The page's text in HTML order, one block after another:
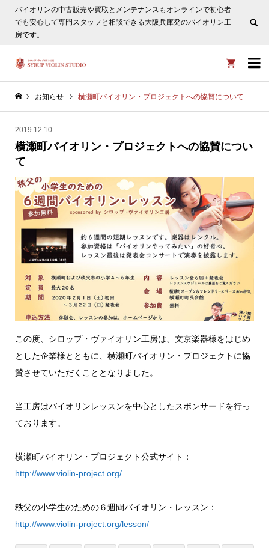
バイオリンの中古販売や買取とメンテナンスもオンラインで初心者
でも安心して専門スタッフと相談できる大阪兵庫発のバイオリン工
房です。


お知らせ 横瀬町バイオリン・プロジェクトへの協賛について
2019.12.10
横瀬町バイオリン・プロジェクトへの協賛につい
て
この度、シロップ・ヴァイオリン工房は、文京楽器様をはじめ
とした企業様とともに、横瀬町バイオリン・プロジェクトに協
賛させていただくこととなりました。
当工房はバイオリンレッスンを中心としたスポンサードを行っ
ております。
横瀬町バイオリン・プロジェクト公式サイト：
http://www.violin-project.org/
秩父の小学生のための６週間バイオリン・レッスン：
http://www.violin-project.org/lesson/
ヴァイオリン選びについてタサカ工房長にLINE相談も頂けま
す。非表示